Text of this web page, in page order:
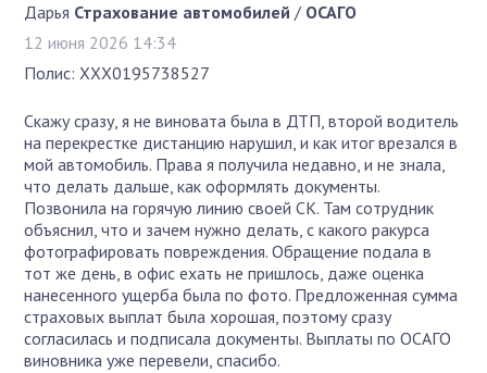
Дарья Страхование автомобилей / ОСАГО
12 июня 2026 14:34
Полис: ХХХ0195738527
Скажу сразу, я не виновата была в ДТП, второй водитель
на перекрестке дистанцию нарушил, и как итог врезался в
мой автомобиль. Права я получила недавно, и не знала,
что делать дальше, как оформлять документы.
Позвонила на горячую линию своей СК. Там сотрудник
объяснил, что и зачем нужно делать, с какого ракурса
фотографировать повреждения. Обращение подала в
тот же день, в офис ехать не пришлось, даже оценка
нанесенного ущерба была по фото. Предложенная сумма
страховых выплат была хорошая, поэтому сразу
согласилась и подписала документы. Выплаты по ОСАГО
виновника уже перевели, спасибо.